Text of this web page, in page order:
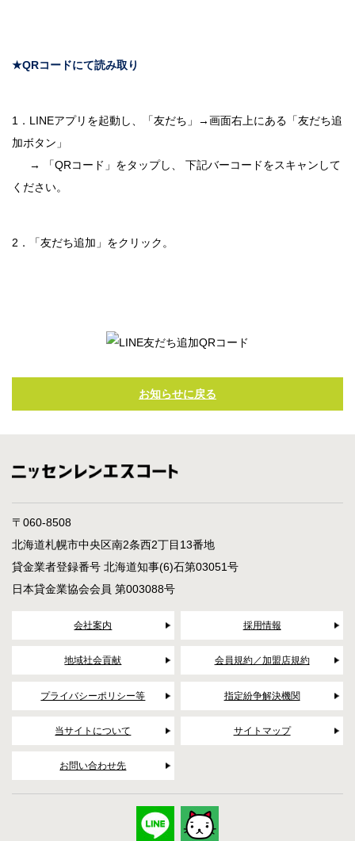
★QRコードにて読み取り
1．LINEアプリを起動し、「友だち」→画面右上にある「友だち追
加ボタン」
→ 「QRコード」をタップし、 下記バーコードをスキャンして
ください。
2．「友だち追加」をクリック。
お知らせに戻る
〒060-8508
北海道札幌市中央区南2条西2丁目13番地
貸金業者登録番号 北海道知事(6)石第03051号
日本貸金業協会会員 第003088号
会社案内 採用情報
地域社会貢献 会員規約／加盟店規約
プライバシーポリシー等 指定紛争解決機関
当サイトについて サイトマップ
お問い合わせ先